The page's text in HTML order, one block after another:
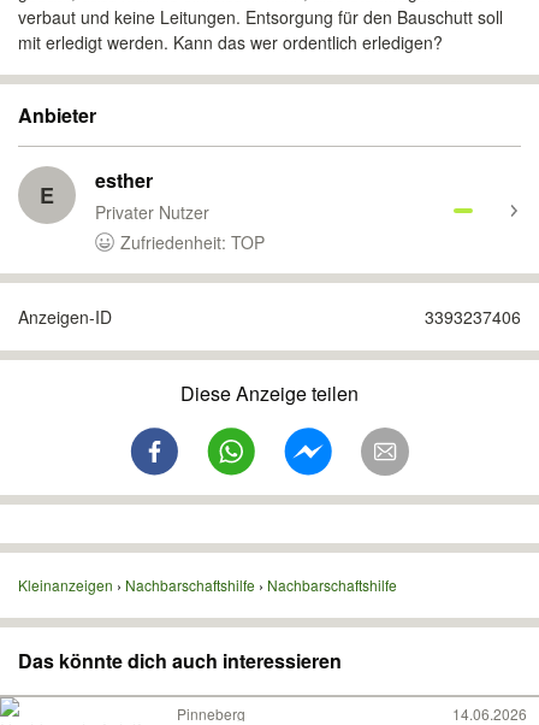
verbaut und keine Leitungen. Entsorgung für den Bauschutt soll
mit erledigt werden. Kann das wer ordentlich erledigen?
Anbieter
E esther
Privater Nutzer
Zufriedenheit: TOP
Anzeigen-ID 3393237406
Diese Anzeige teilen
Kleinanzeigen Nachbarschaftshilfe Nachbarschaftshilfe
Das könnte dich auch interessieren
Pinneberg 14.06.2026